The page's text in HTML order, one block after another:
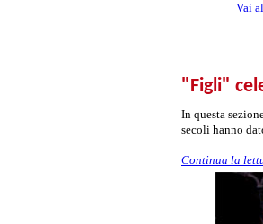
Vai
"Figli"
In questa
secoli hanno
Continua la